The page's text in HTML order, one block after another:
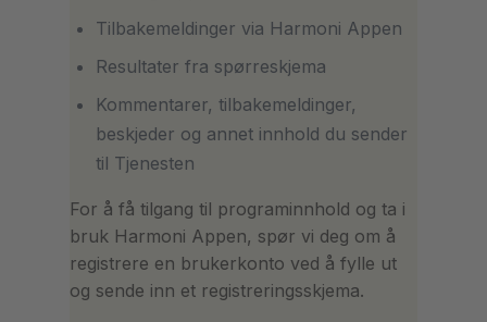
Tilbakemeldinger via Harmoni Appen
Resultater fra spørreskjema
Kommentarer, tilbakemeldinger,
beskjeder og annet innhold du sender
til Tjenesten
For å få tilgang til programinnhold og ta i
bruk Harmoni Appen, spør vi deg om å
registrere en brukerkonto ved å fylle ut
og sende inn et registreringsskjema.